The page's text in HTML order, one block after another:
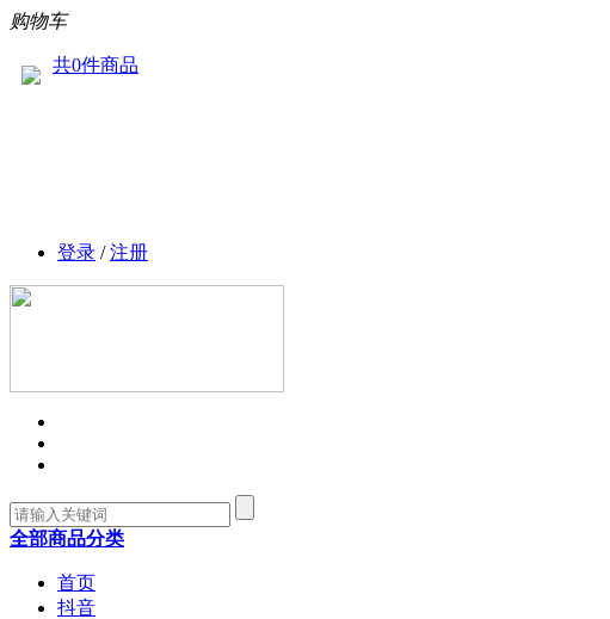
购物车
共0件商品
登录 /注册
全部商品分类
首页
抖音